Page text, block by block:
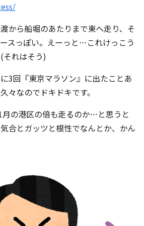
から船堀のあたりまで東へ走り、そ
スっぽい。えーっと…これけっこう
それはそう)
3回『東京マラソン』に出たことあ
々なのでドキドキです。
の港区の倍も走るのか…と思うと
合とガッツと根性でなんとか、かん